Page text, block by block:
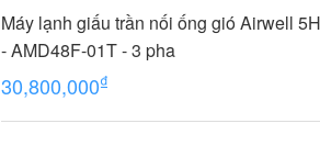
Máy lạnh giấu trần nối ống gió Airwell
- AMD48F-01T - 3 pha
30,800,000₫